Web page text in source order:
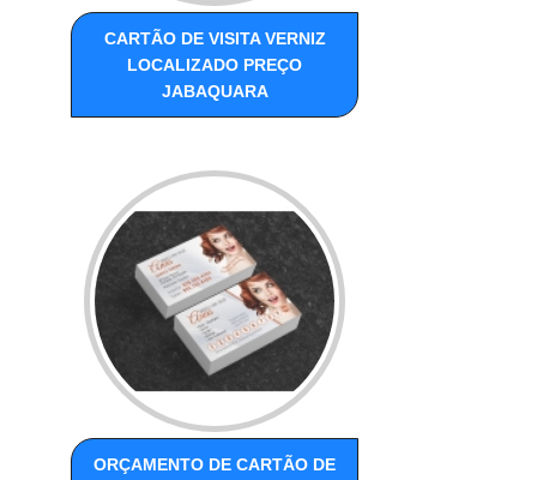
CARTÃO DE VISITA VERNIZ
LOCALIZADO PREÇO
JABAQUARA
ORÇAMENTO DE CARTÃO DE